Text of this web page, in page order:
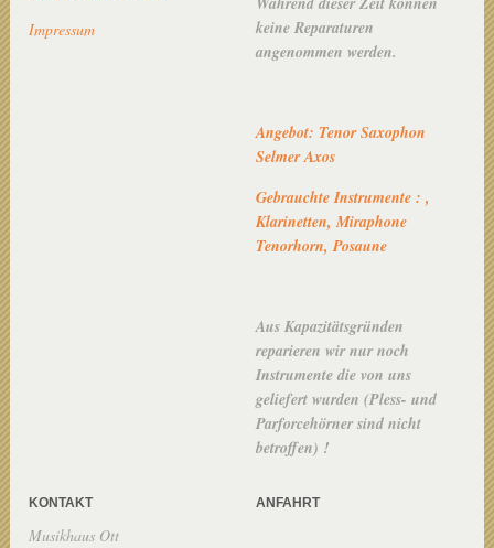
Impressum
keine Reparaturen
angenommen werden.
Angebot: Tenor Saxophon
Selmer Axos
Gebrauchte Instrumente : ,
Klarinetten, Miraphone
Tenorhorn, Posaune
Aus Kapazitätsgründen
reparieren wir nur noch
Instrumente die von uns
geliefert wurden (Pless- und
Parforcehörner sind nicht
betroffen) !
KONTAKT
Musikhaus Ott
ANFAHRT